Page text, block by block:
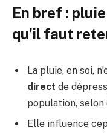
En bref :
qu’il faut
La pluie, en soi,
direct de
population,
Elle influence